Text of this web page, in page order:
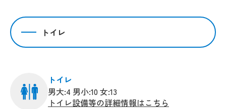
トイレ
トイレ
男大:4 男小:10 女:13
トイレ設備等の詳細情報はこちら